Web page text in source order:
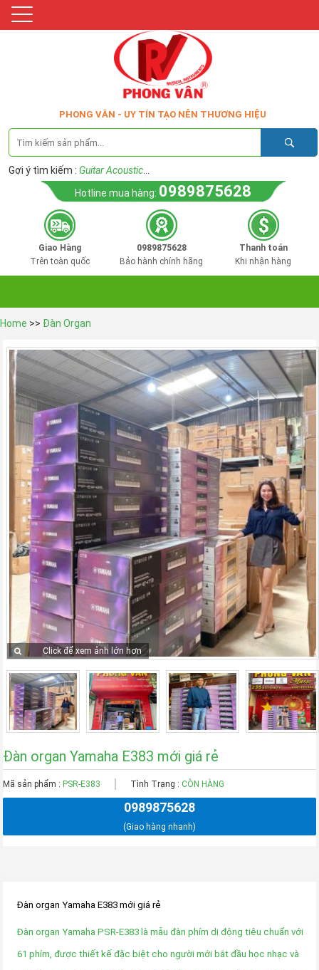
PHONG VÂN - UY TÍN TẠO NÊN THƯƠNG HIỆU
Gợi ý tìm kiếm : Guitar Acoustic
Hotline mua hàng: 0989875628
Giao Hàng
Trên toàn quốc
0989875628
Bảo hành chính hãng
Thanh toán
Khi nhận hàng
Home >> Đàn Organ
Click để xem ảnh lớn hơn
Đàn organ Yamaha E383 mới giá rẻ
Mã sản phẩm : PSR-E383 Tình Trạng : CÒN HÀNG
0989875628
(Giao hàng nhanh)
Đàn organ Yamaha E383 mới giá rẻ
Đàn organ Yamaha PSR-E383 là mẫu đàn phím di động tiêu chuẩn với
61 phím, được thiết kế đặc biệt cho người mới bắt đầu học nhạc và